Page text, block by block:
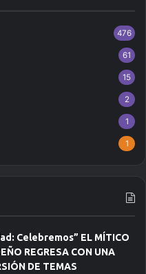
476
61
15
2
1
1
Celebremos” EL MÍTICO
REGRESA CON UNA
DE TEMAS